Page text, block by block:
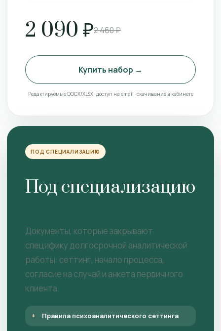
2 090 ₽2 460 ₽
Купить набор →
Редактируемые DOCX/XLSX · доступ на email · скачивание в кабинете
ПОД СПЕЦИАЛИЗАЦИЮ
Под специализацию
Документы, которые закрывают
специфику долгосрочной аналитической
работы: сеттинг, начало процесса,
согласие на случай и анкета первичного
клиента.
Правила психоаналитического сеттинга